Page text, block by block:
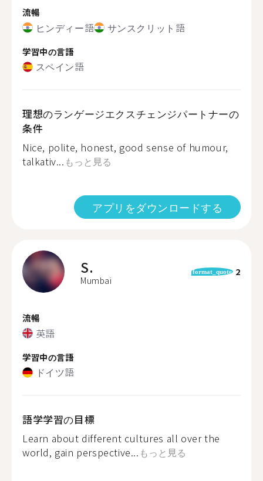
流暢
ヒンディー語 サンスクリット語
学習中の言語
スペイン語
理想のランゲージエクスチェンジパートナーの
条件
Nice, polite, honest, good sense of humour,
talkativ... もっと見る
アプリをダウンロードする
S.
Mumbai
format_quote 2
流暢
英語
学習中の言語
ドイツ語
語学学習の目標
Learn about different cultures all over the
world, gain perspective... もっと見る